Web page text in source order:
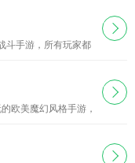
和财富的世
斗手游，所有玩家都
的经典角色
下载
欧美魔幻风格手游，
时女神们将为英雄
下载
下载